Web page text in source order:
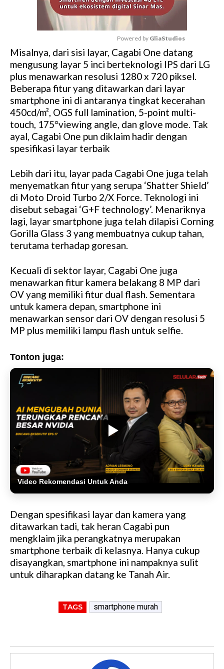
M
u
t
e
Powered by GliaStudios
Misalnya, dari sisi layar, Cagabi One datang
mengusung layar 5 inci berteknologi IPS dari LG
plus menawarkan resolusi 1280 x 720 piksel.
Beberapa fitur yang ditawarkan dari layar
smartphone ini di antaranya tingkat kecerahan
450cd/m², OGS full lamination, 5-point multi-
touch, 175°viewing angle, dan glove mode. Tak
ayal, Cagabi One pun diklaim hadir dengan
spesifikasi layar terbaik
Lebih dari itu, layar pada Cagabi One juga telah
menyematkan fitur yang serupa ‘Shatter Shield’
di Moto Droid Turbo 2/X Force. Teknologi ini
disebut sebagai ‘G+F technology’. Menariknya
lagi, layar smartphone juga telah dilapisi Corning
Gorilla Glass 3 yang membuatnya cukup tahan,
terutama terhadap goresan.
Kecuali di sektor layar, Cagabi One juga
menawarkan fitur kamera belakang 8 MP dari
OV yang memiliki fitur dual flash. Sementara
untuk kamera depan, smartphone ini
menawarkan sensor dari OV dengan resolusi 5
MP plus memiliki lampu flash untuk selfie.
Tonton juga:
Video Rekomendasi Untuk Anda
Dengan spesifikasi layar dan kamera yang
ditawarkan tadi, tak heran Cagabi pun
mengklaim jika perangkatnya merupakan
smartphone terbaik di kelasnya. Hanya cukup
disayangkan, smartphone ini nampaknya sulit
untuk diharapkan datang ke Tanah Air.
TAGS smartphone murah